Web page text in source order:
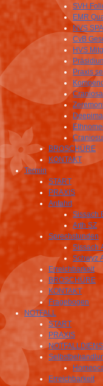
SVH
EMR
NVS
CvB
HVS
Praxis
BROSCHÜRE
KONTAKT
Termin
START
PRAXIS
Anfahrt
Sissach
Arth SZ
Sprechstunden
Sissach
Schwyz
Erreichbarkeit
BROSCHÜRE
KONTAKT
Fragebogen
NOTFALL
START
PRAXIS
Erreichbarkeit